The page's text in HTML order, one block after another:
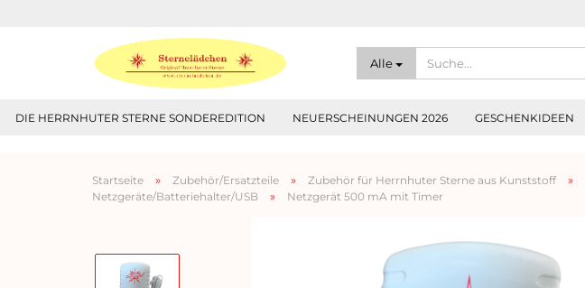
Alle
DIE HERRNHUTER STERNE SONDEREDITION NEUERSCHEINUNGEN 2026 GESCHENKIDEEN
Startseite » Zubehör/Ersatzteile » Zubehör für Herrnhuter Sterne aus Kunststoff »
Netzgeräte/Batteriehalter/USB » Netzgerät 500 mA mit Timer